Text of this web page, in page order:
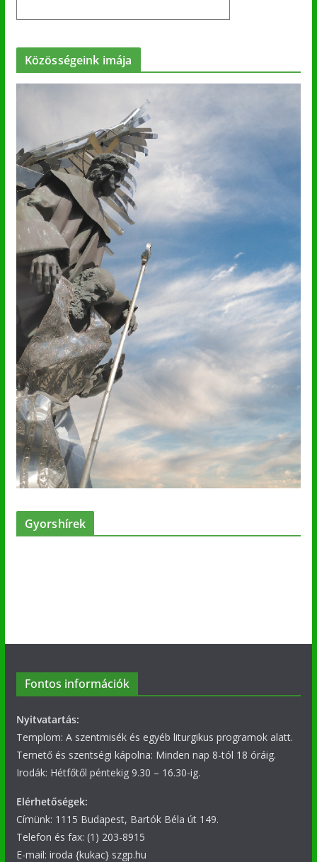
Közösségeink imája
Gyorshírek
Fontos információk
Nyitvatartás:
Templom: A szentmisék és egyéb liturgikus programok alatt.
Temető és szentségi kápolna: Minden nap 8-tól 18 óráig.
Irodák: Hétfőtől péntekig 9.30 – 16.30-ig.
Elérhetőségek:
Címünk: 1115 Budapest, Bartók Béla út 149.
Telefon és fax: (1) 203-8915
E-mail: iroda {kukac} szgp.hu